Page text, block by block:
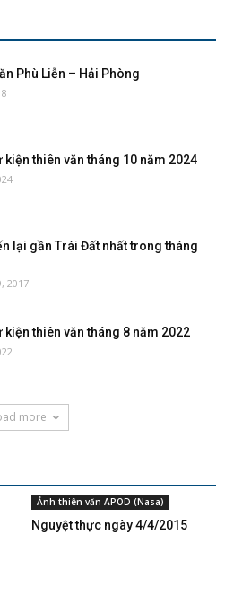
Phù Liễn – Hải Phòng
kiện thiên văn tháng 10 năm 2024
lại gần Trái Đất nhất trong tháng
2017
kiện thiên văn tháng 8 năm 2022
more
Ảnh thiên văn APOD (Nasa)
Nguyệt thực ngày 4/4/2015